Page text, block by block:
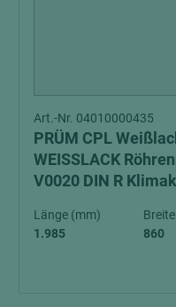
Art.-Nr. 04010000435
PRÜM CPL
WEISSLACK
V0020 DIN R
Länge (mm)
1.985
860